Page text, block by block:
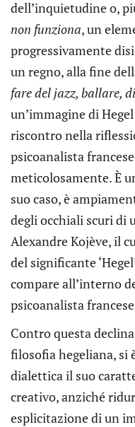
dell’inquietudine o,
non funziona, un
progressivamente
un regno, alla fine
fare del jazz, ballare,
un’immagine di
riscontro nella
psicoanalista
meticolosamente. È
suo caso, è
degli occhiali scuri di
Alexandre Kojève, il
del significante
compare all’interno
psicoanalista
Contro questa
filosofia hegeliana, si
dialettica il suo
creativo, anziché
esplicitazione di un